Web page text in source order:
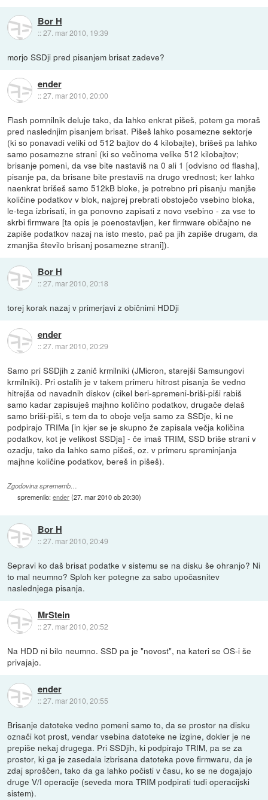
Bor H
::27. mar 2010, 19:39
morjo SSDji pred pisanjem brisat zadeve?
ender
::27. mar 2010, 20:00
Flash pomnilnik deluje tako, da lahko enkrat pišeš, potem ga moraš
pred naslednjim pisanjem brisat. Pišeš lahko posamezne sektorje
(ki so ponavadi veliki od 512 bajtov do 4 kilobajte), brišeš pa lahko
samo posamezne strani (ki so večinoma velike 512 kilobajtov;
brisanje pomeni, da vse bite nastaviš na 0 ali 1 [odvisno od flasha],
pisanje pa, da brisane bite prestaviš na drugo vrednost; ker lahko
naenkrat brišeš samo 512kB bloke, je potrebno pri pisanju manjše
količine podatkov v blok, najprej prebrati obstoječo vsebino bloka,
le-tega izbrisati, in ga ponovno zapisati z novo vsebino - za vse to
skrbi firmware [ta opis je poenostavljen, ker firmware običajno ne
zapiše podatkov nazaj na isto mesto, pač pa jih zapiše drugam, da
zmanjša število brisanj posamezne strani]).
Bor H
::27. mar 2010, 20:18
torej korak nazaj v primerjavi z običnimi HDDji
ender
::27. mar 2010, 20:29
Samo pri SSDjih z zanič krmilniki (JMicron, starejši Samsungovi
krmilniki). Pri ostalih je v takem primeru hitrost pisanja še vedno
hitrejša od navadnih diskov (cikel beri-spremeni-briši-piši rabiš
samo kadar zapisuješ majhno količino podatkov, drugače delaš
samo briši-piši, s tem da to oboje velja samo za SSDje, ki ne
podpirajo TRIMa [in kjer se je skupno že zapisala večja količina
podatkov, kot je velikost SSDja] - če imaš TRIM, SSD briše strani v
ozadju, tako da lahko samo pišeš, oz. v primeru spreminjanja
majhne količine podatkov, bereš in pišeš).
Zgodovina sprememb…
spremenilo:ender(27. mar 2010 ob 20:30)
Bor H
::27. mar 2010, 20:49
Sepravi ko daš brisat podatke v sistemu se na disku še ohranjo? Ni
to mal neumno? Sploh ker potegne za sabo upočasnitev
naslednjega pisanja.
MrStein
::27. mar 2010, 20:52
Na HDD ni bilo neumno. SSD pa je "novost", na kateri se OS-i še
privajajo.
ender
::27. mar 2010, 20:55
Brisanje datoteke vedno pomeni samo to, da se prostor na disku
označi kot prost, vendar vsebina datoteke ne izgine, dokler je ne
prepiše nekaj drugega. Pri SSDjih, ki podpirajo TRIM, pa se za
prostor, ki ga je zasedala izbrisana datoteka pove firmwaru, da je
zdaj sproščen, tako da ga lahko počisti v času, ko se ne dogajajo
druge V/I operacije (seveda mora TRIM podpirati tudi operacijski
sistem).